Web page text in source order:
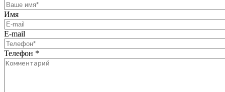
Имя
E-mail
Телефон *